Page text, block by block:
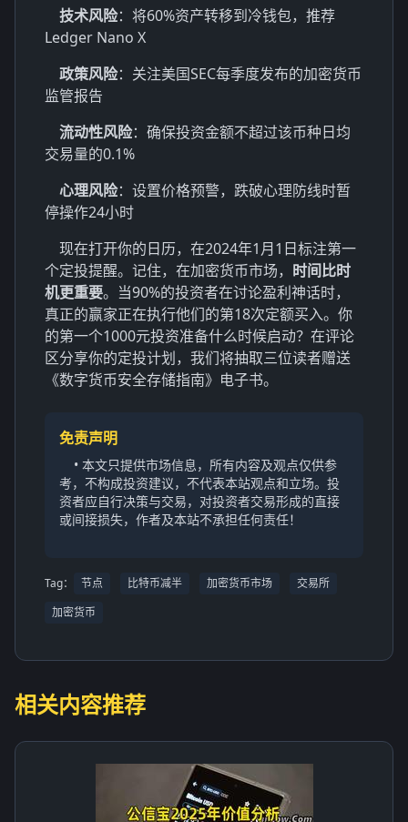
技术风险：将60%资产转移到冷钱包，推荐
Ledger Nano X
政策风险：关注美国SEC每季度发布的加密货币
监管报告
流动性风险：确保投资金额不超过该币种日均
交易量的0.1%
心理风险：设置价格预警，跌破心理防线时暂
停操作24小时
现在打开你的日历，在2024年1月1日标注第一
个定投提醒。记住，在加密货币市场， 时间比时
机更重要。当90%的投资者在讨论盈利神话时，
真正的赢家正在执行他们的第18次定额买入。你
的第一个1000元投资准备什么时候启动？在评论
区分享你的定投计划，我们将抽取三位读者赠送
《数字货币安全存储指南》电子书。
免责声明
• 本文只提供市场信息，所有内容及观点仅供参
考，不构成投资建议，不代表本站观点和立场。投
资者应自行决策与交易，对投资者交易形成的直接
或间接损失，作者及本站不承担任何责任！
Tag： 节点 比特币减半 加密货币市场
交易所
加密货币
相关内容推荐